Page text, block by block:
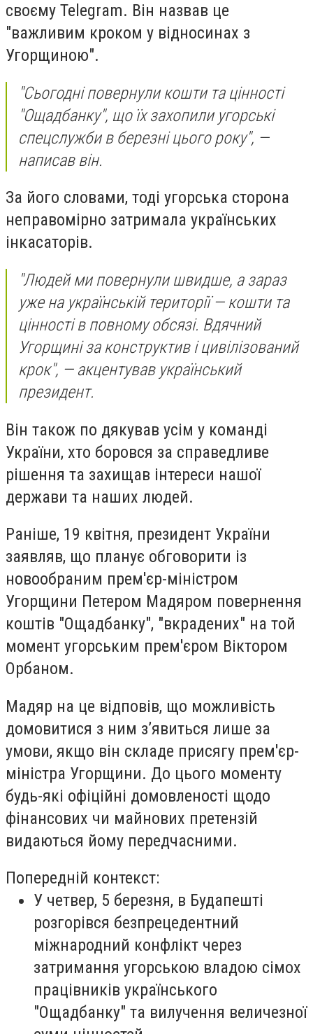
своєму Telegram. Він назвав це
"важливим кроком у відносинах з
Угорщиною".
"Сьогодні повернули кошти та цінності
"Ощадбанку", що їх захопили угорські
спецслужби в березні цього року", —
написав він.
За його словами, тоді угорська сторона
неправомірно затримала українських
інкасаторів.
"Людей ми повернули швидше, а зараз
уже на українській території — кошти та
цінності в повному обсязі. Вдячний
Угорщині за конструктив і цивілізований
крок", — акцентував український
президент.
Він також по дякував усім у команді
України, хто боровся за справедливе
рішення та захищав інтереси нашої
держави та наших людей.
Раніше, 19 квітня, президент України
заявляв, що планує обговорити із
новообраним прем'єр-міністром
Угорщини Петером Мадяром повернення
коштів "Ощадбанку", "вкрадених" на той
момент угорським прем'єром Віктором
Орбаном.
Мадяр на це відповів, що можливість
домовитися з ним з’явиться лише за
умови, якщо він складе присягу прем'єр-
міністра Угорщини. До цього моменту
будь-які офіційні домовленості щодо
фінансових чи майнових претензій
видаються йому передчасними.
Попередній контекст:
У четвер, 5 березня, в Будапешті
розгорівся безпрецедентний
міжнародний конфлікт через
затримання угорською владою сімох
працівників українського
"Ощадбанку" та вилучення величезної